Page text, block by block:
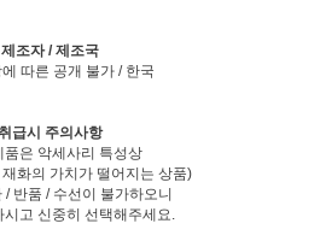
제조자 / 제조국
따른 공개 불가 / 한국
급시 주의사항
품은 악세사리 특성상
화의 가치가 떨어지는 상품)
/ 반품 / 수선이 불가하오니
시고 신중히 선택해주세요.